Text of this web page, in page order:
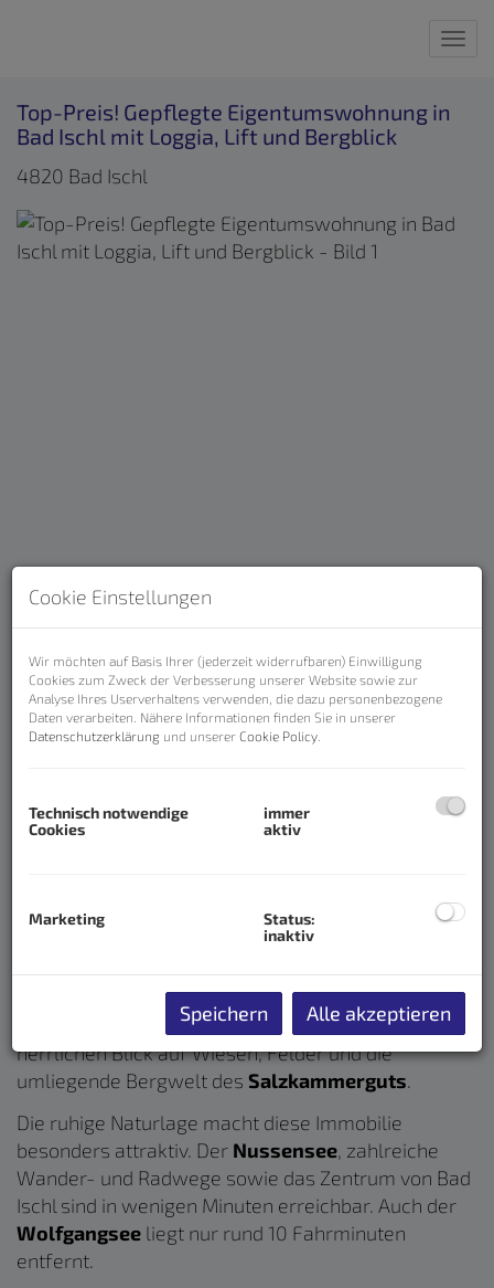
Top-Preis! Gepflegte Eigentumswohnung in
Bad Ischl mit Loggia, Lift und Bergblick
4820 Bad Ischl
Top-Preis! Gepflegte
Diese gepflegte, vollständig möblierte
Eigentumswohnung inBad Ischlbietet ca.66 m²
(ca. 77 m² Nutzfläche),2
, eine großzügige Loggiasowie einen
herrlichen Blick auf Wiesen, Felder und die
umliegende Bergwelt des Salzkammerguts.
Die ruhige Naturlage macht diese Immobilie
besonders attraktiv. Der Nussensee, zahlreiche
Wander- und Radwege sowie das Zentrum von Bad
Ischl sind in wenigen Minuten erreichbar. Auch der
Wolfgangsee liegt nur rund 10 Fahrminuten
entfernt.
Cookie Einstellungen
Wir möchten auf Basis Ihrer (jederzeit widerrufbaren) Einwilligung
Cookies zum Zweck der Verbesserung unserer Website sowie zur
Analyse Ihres Userverhaltens verwenden, die dazu personenbezogene
Daten verarbeiten. Nähere Informationen finden Sie in unserer
Datenschutzerklärung und unserer Cookie Policy
Technisch notwendige
Cookies
immer
aktiv
Marketing
Status:
inaktiv
Speichern Alle akzeptieren